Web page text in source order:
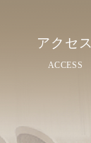
アクセス
ACCESS